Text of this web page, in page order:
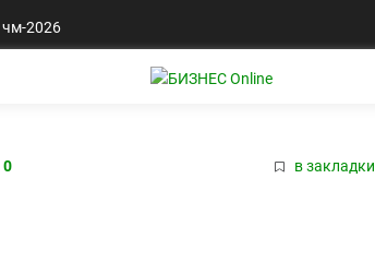
чм-2026
0 в закладки